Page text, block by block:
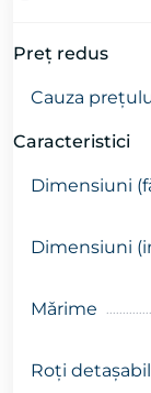
Preţ redus
Cauza
Caracteristici
Dimensiuni
Dimensiuni
Mǎrime
Roți